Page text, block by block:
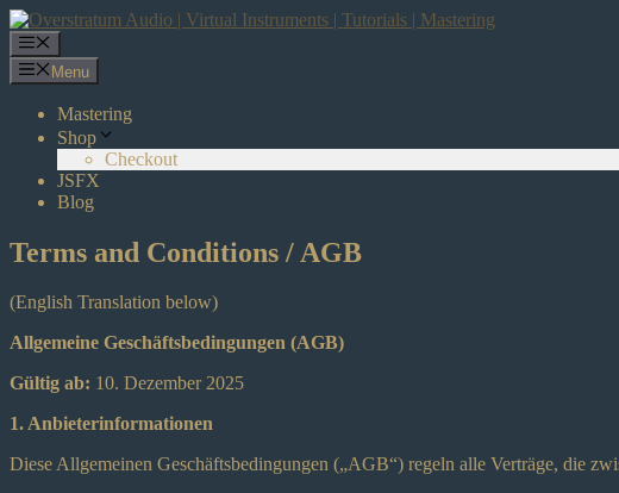
Skip
to
content
Menu
Mastering
Shop
Checkout
JSFX
Blog
Terms and Conditions / AGB
(English Translation below)
Allgemeine Geschäftsbedingungen (AGB)
Gültig ab: 10. Dezember 2025
1. Anbieterinformationen
Diese Allgemeinen Geschäftsbedingungen („AGB“) regeln alle Verträge, die